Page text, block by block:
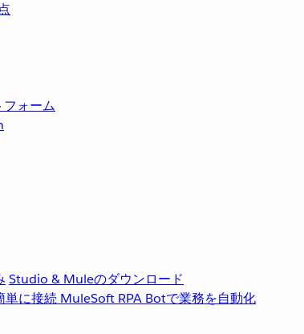
ォーム
Studio & Muleのダウンロード
単に接続 MuleSoft RPA Botで業務を自動化